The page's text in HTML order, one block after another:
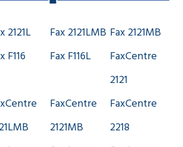
2121L Fax 2121LMB Fax 2121MB
F116 Fax F116L
FaxCentre
2121
FaxCentre
2121MB
FaxCentre
2218